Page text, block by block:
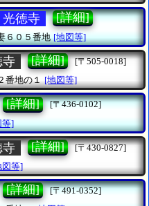
徳寺 [詳細]
６０５番地 [地図等]
寺 [詳細]
[〒505-0018]
番地の１ [地図等]
[詳細]
[〒436-0102]
等]
寺 [詳細]
[〒430-0827]
図等]
[詳細]
[〒491-0352]